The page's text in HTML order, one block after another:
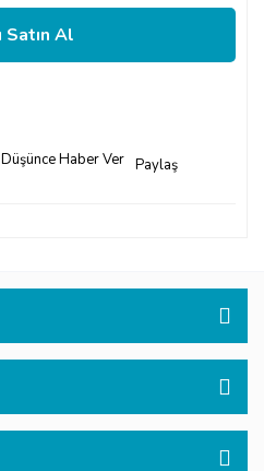
Satın Al
Düşünce Haber Ver Paylaş